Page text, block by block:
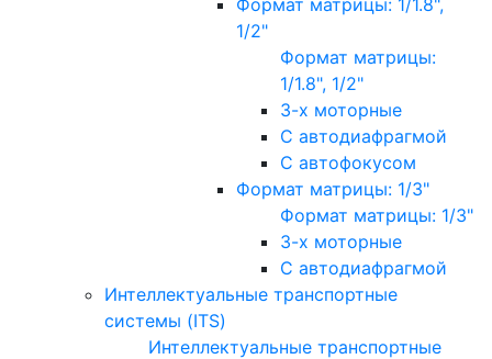
Формат матрицы: 1/1.8",
1/2"
Формат матрицы:
1/1.8", 1/2"
3-х моторные
С автодиафрагмой
С автофокусом
Формат матрицы: 1/3"
Формат матрицы: 1/3"
3-х моторные
С автодиафрагмой
Интеллектуальные транспортные
системы (ITS)
Интеллектуальные транспортные